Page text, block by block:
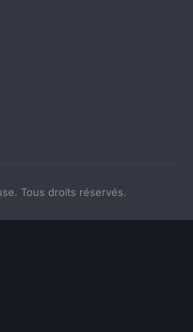
Tous droits réservés.